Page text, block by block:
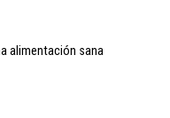
alimentación sana